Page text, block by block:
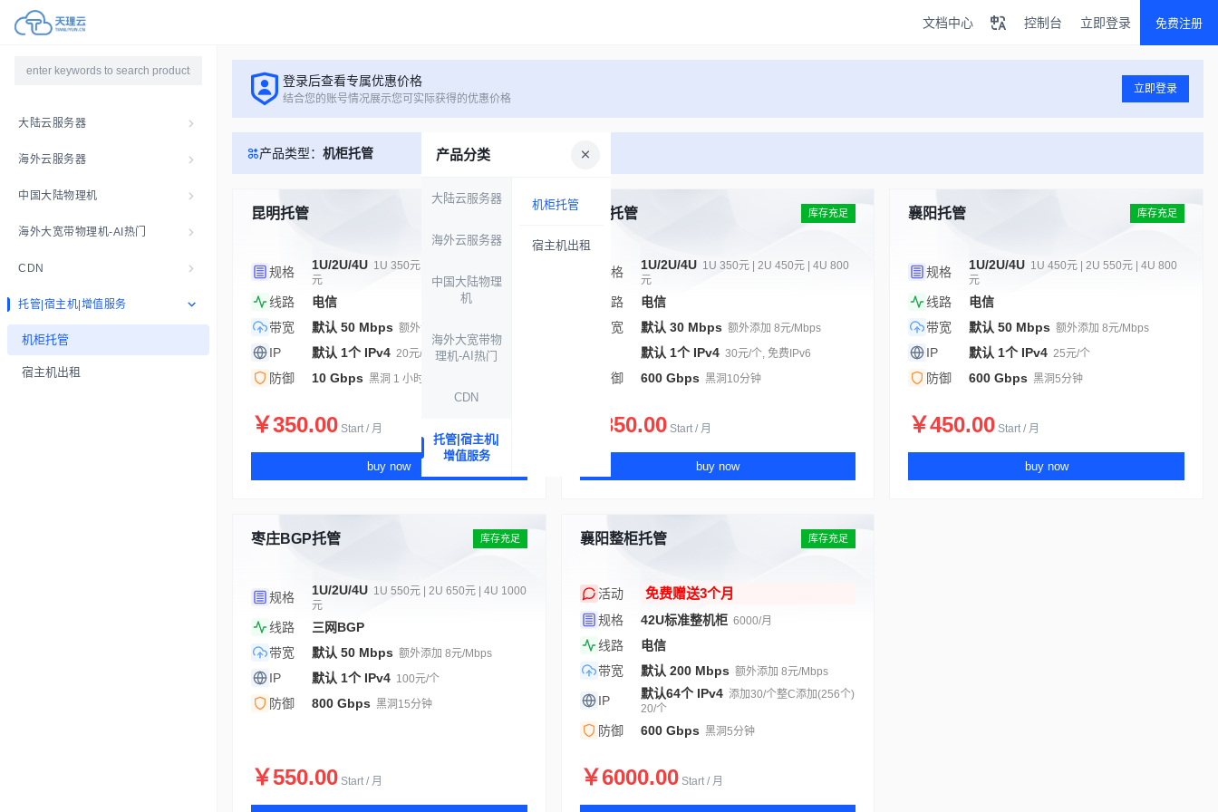
文档中心 控制台 立即登录 免费注册
大陆云服务器
海外云服务器
中国大陆物理机
海外大宽带物理机-AI热门
CDN
托管|宿主机|增值服务
机柜托管
宿主机出租
登录后查看专属优惠价格
结合您的账号情况展示您可实际获得的优惠价格
立即登录
产品分类
大陆云服务器
海外云服务器
中国大陆物理
机
海外大宽带物
理机-AI热门
CDN
托管|宿主机|
增值服务
机柜托管
宿主机出租
产品类型： 机柜托管
昆明托管
规格 1U/2U/4U 1U 350元 | 2U 450元 | 4U 800
元
线路
电信
带宽
默认 50 Mbps 额外添加 8元/Mbps
IP 默认 1个 IPv4 20元/个, 30个以上15元/个
防御 10 Gbps 黑洞 1 小时
￥350.00 Start / 月
buy now
十堰托管 库存充足
规格 1U/2U/4U 1U 350元 | 2U 450元 | 4U 800
元
线路
电信
带宽
默认 30 Mbps 额外添加 8元/Mbps
默认 1个 IPv4 30元/个, 免费IPv6
防御 600 Gbps 黑洞10分钟
￥350.00Start / 月
buy now
襄阳托管 库存充足
规格 1U/2U/4U 1U 450元 | 2U 550元 | 4U 800
元
线路
电信
带宽
默认 50 Mbps 额外添加 8元/Mbps
IP 默认 1个 IPv4 25元/个
防御 600 Gbps 黑洞5分钟
￥450.00 Start / 月
buy now
枣庄BGP托管 库存充足
规格 1U/2U/4U 1U 550元 | 2U 650元 | 4U 1000
元
线路
三网BGP
带宽
默认 50 Mbps 额外添加 8元/Mbps
IP 默认 1个 IPv4 100元/个
防御 800 Gbps 黑洞15分钟
￥550.00 Start / 月
襄阳整柜托管 库存充足
活动 免费赠送3个月
规格 42U标准整机柜 6000/月
线路
电信
带宽
默认 200 Mbps 额外添加 8元/Mbps
IP 默认64个 IPv4 添加30/个整C添加(256个)
20/个
防御 600 Gbps 黑洞5分钟
￥6000.00Start / 月